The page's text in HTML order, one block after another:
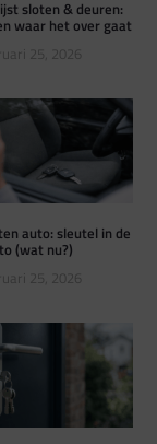
sloten & deuren:
waar het over gaat
25, 2026
auto: sleutel in de
(wat nu?)
25, 2026